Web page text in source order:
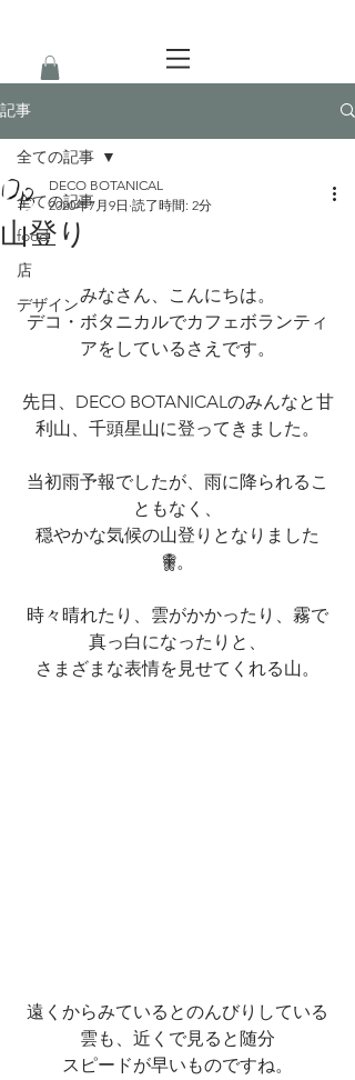
記事
全ての記事
food
店
デザイン
全ての記事
山登り
DECO BOTANICAL
2020年7月9日 読了時間: 2分
みなさん、こんにちは。
デコ・ボタニカルでカフェボランティ
アをしているさえです。
先日、DECO BOTANICALのみんなと甘
利山、千頭星山に登ってきました。
当初雨予報でしたが、雨に降られるこ
ともなく、
穏やかな気候の山登りとなりました
𖠺。
時々晴れたり、雲がかかったり、霧で
真っ白になったりと、
さまざまな表情を見せてくれる山。
遠くからみているとのんびりしている
雲も、近くで見ると随分
スピードが早いものですね。